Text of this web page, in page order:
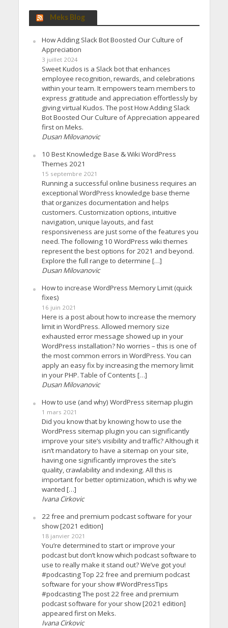
Meks Blog
How Adding Slack Bot Boosted Our Culture of
Appreciation
3 juillet 2024
Sweet Kudos is a Slack bot that enhances
employee recognition, rewards, and celebrations
within your team. It empowers team members to
express gratitude and appreciation effortlessly by
giving virtual Kudos. The post How Adding Slack
Bot Boosted Our Culture of Appreciation appeared
first on Meks.
Dusan Milovanovic
10 Best Knowledge Base & Wiki WordPress
Themes 2021
15 septembre 2021
Running a successful online business requires an
exceptional WordPress knowledge base theme
that organizes documentation and helps
customers. Customization options, intuitive
navigation, unique layouts, and fast
responsiveness are just some of the features you
need. The following 10 WordPress wiki themes
represent the best options for 2021 and beyond.
Explore the full range to determine […]
Dusan Milovanovic
How to increase WordPress Memory Limit (quick
fixes)
16 juin 2021
Here is a post about how to increase the memory
limit in WordPress. Allowed memory size
exhausted error message showed up in your
WordPress installation? No worries – this is one of
the most common errors in WordPress. You can
apply an easy fix by increasing the memory limit
in your PHP. Table of Contents […]
Dusan Milovanovic
How to use (and why) WordPress sitemap plugin
1 mars 2021
Did you know that by knowing how to use the
WordPress sitemap plugin you can significantly
improve your site’s visibility and traffic? Although it
isn’t mandatory to have a sitemap on your site,
having one significantly improves the site’s
quality, crawlability and indexing. All this is
important for better optimization, which is why we
wanted […]
Ivana Cirkovic
22 free and premium podcast software for your
show [2021 edition]
18 janvier 2021
You’re determined to start or improve your
podcast but don’t know which podcast software to
use to really make it stand out? We’ve got you!
#podcasting Top 22 free and premium podcast
software for your show #WordPressTips
#podcasting The post 22 free and premium
podcast software for your show [2021 edition]
appeared first on Meks.
Ivana Cirkovic